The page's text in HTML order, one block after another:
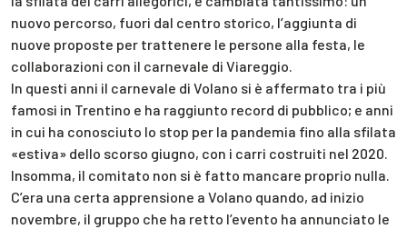
nuovo percorso, fuori dal centro storico, l’aggiunta di
nuove proposte per trattenere le persone alla festa, le
collaborazioni con il carnevale di Viareggio.
In questi anni il carnevale di Volano si è affermato tra i più
famosi in Trentino e ha raggiunto record di pubblico; e anni
in cui ha conosciuto lo stop per la pandemia fino alla sfilata
«estiva» dello scorso giugno, con i carri costruiti nel 2020.
Insomma, il comitato non si è fatto mancare proprio nulla.
C’era una certa apprensione a Volano quando, ad inizio
novembre, il gruppo che ha retto l’evento ha annunciato le